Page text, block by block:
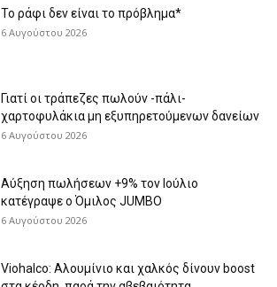
Το ράφι δεν είναι το πρόβλημα*
6 Αυγούστου 2026
Γιατί οι τράπεζες πωλούν -πάλι-
χαρτοφυλάκια μη εξυπηρετούμενων δανείων
6 Αυγούστου 2026
Aύξηση πωλήσεων +9% τον Ιούλιο
κατέγραψε ο Όμιλος JUMBO
6 Αυγούστου 2026
Viohalco: Aλουμίνιο και χαλκός δίνουν boost